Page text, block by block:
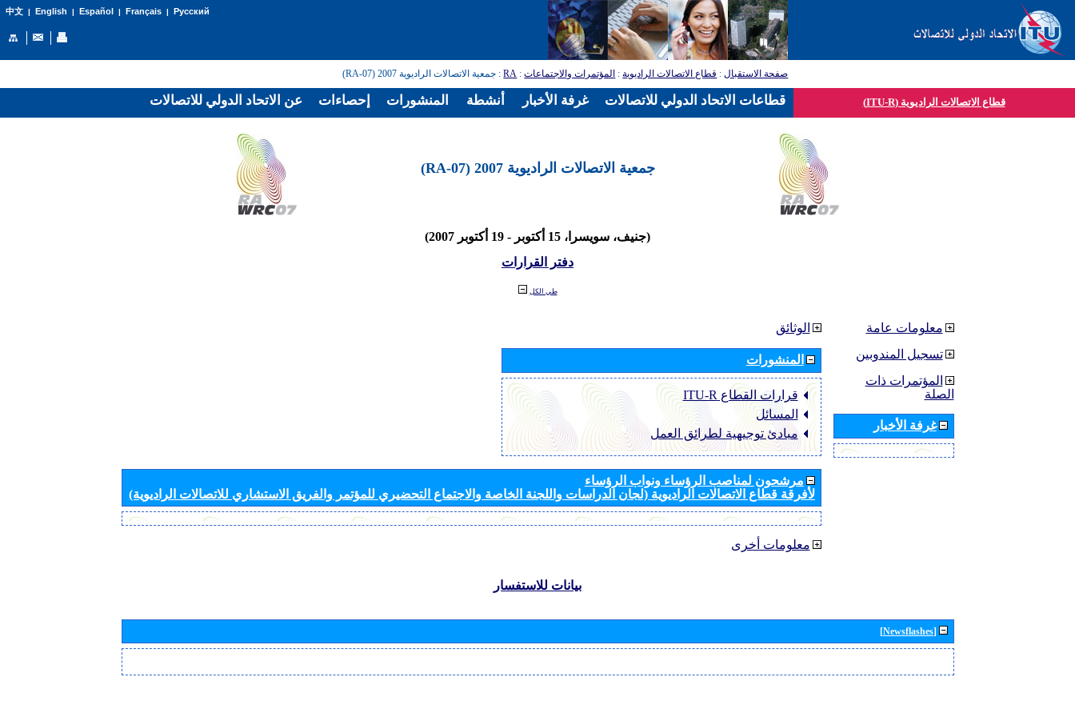
中文| English | Español | Français| Русский
صفحة الاستقبال: قطاع الاتصالات الراديوية: المؤتمرات والاجتماعات:
RA: جمعية الاتصالات الراديوية 2007 (RA-07)
قطاع الاتصالات الراديوية (ITU-R)
جمعية الاتصالات الراديوية 2007 (RA-07)
(جنيف، سويسرا، 15 أكتوبر - 19 أكتوبر 2007)
دفتر القرارات
طي الكل
الوثائق
المنشورات
قرارات القطاع ‏ITU-R
المسائل
مبادئ توجيهية لطرائق العمل
مرشحون لمناصب الرؤساء ونواب الرؤساء
لأفرقة قطاع الاتصالات الراديوية (لجان الدراسات واللجنة الخاصة والاجتماع التحضيري للمؤتمر والفريق الاستشاري للاتصالات الراديوية)
معلومات أخرى
معلومات عامة
تسجيل المندوبين
المؤتمرات ذات
الصلة
غرفة الأخبار
بيانات للاستفسار
[Newsflashes]
عن الاتحاد الدولي للاتصالات إحصاءات المنشورات أنشطة غرفة الأخبار قطاعات الاتحاد الدولي للاتصالات